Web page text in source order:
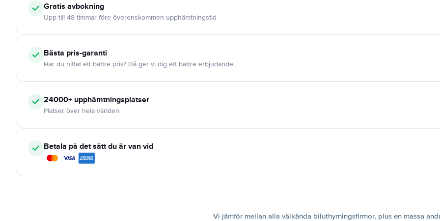
Gratis avbokning
Upp till 48 timmar före överenskommen upphämtningstid
Bästa pris-garanti
Har du hittat ett bättre pris? Då ger vi dig ett bättre erbjudande.
24000+ upphämtningsplatser
Platser över hela världen
Betala på det sätt du är van vid
Vi jämför mellan alla välkända biluthyrningsfirmor, plus en massa